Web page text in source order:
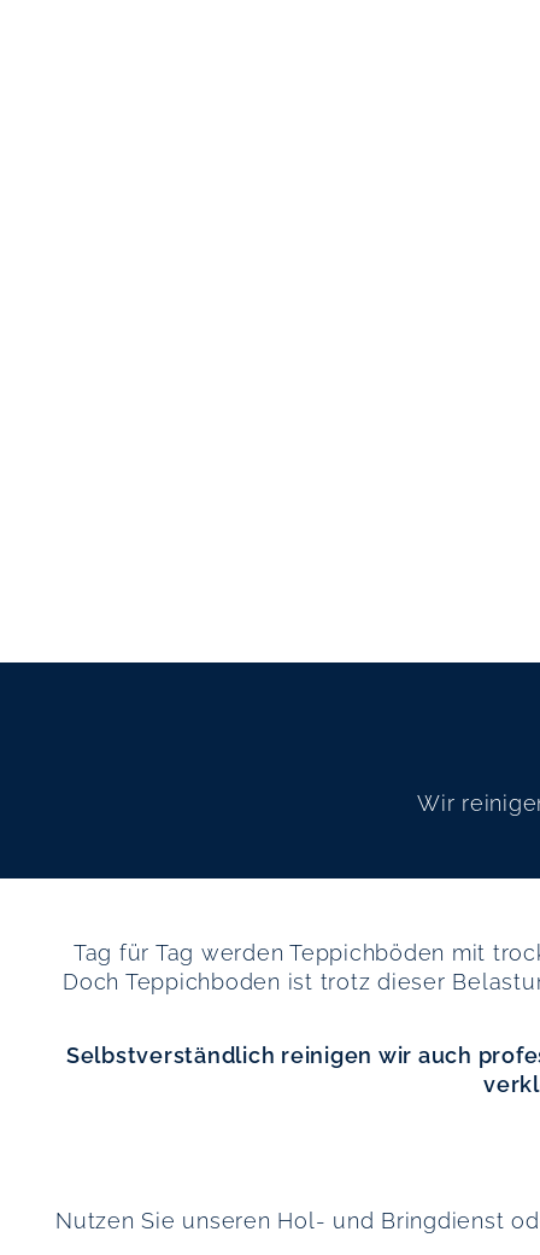
Wir
Tag für Tag werden Teppichböden mit
Doch Teppichboden ist trotz dieser
Selbstverständlich reinigen wir auch
Nutzen Sie unseren Hol- und Bringdienst